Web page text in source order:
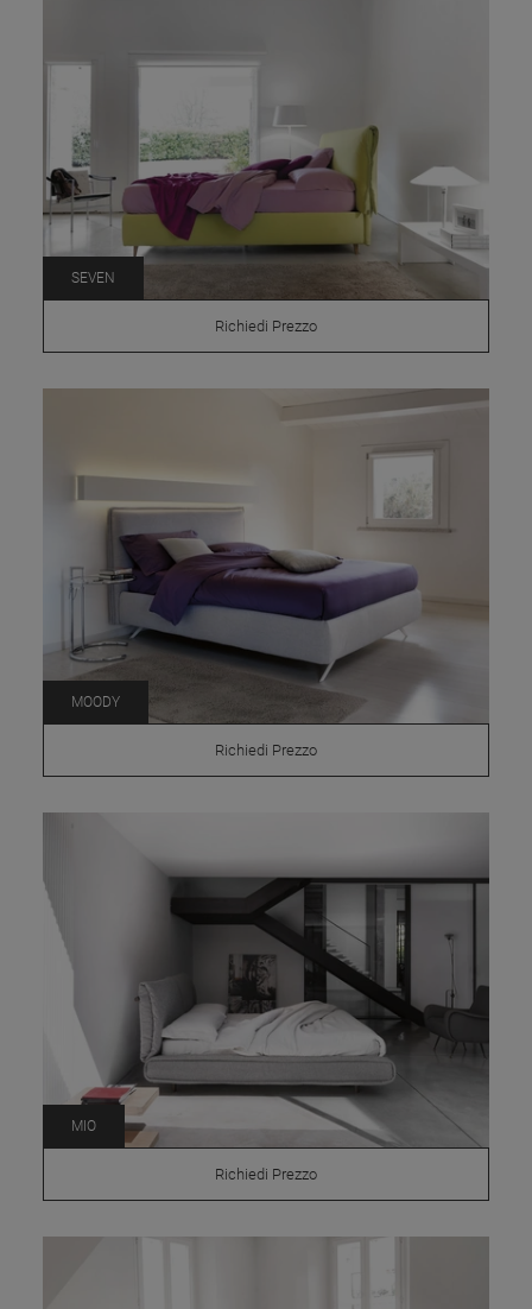
SEVEN
Richiedi Prezzo
MOODY
Richiedi Prezzo
MIO
Richiedi Prezzo